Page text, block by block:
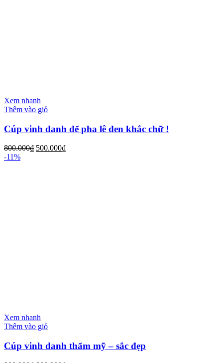
Xem nhanh
Thêm vào giỏ
Cúp vinh danh đế pha lê đen khắc chữ !
800.000₫ 500.000₫
-11%
Xem nhanh
Thêm vào giỏ
Cúp vinh danh thẩm mỹ – sắc đẹp